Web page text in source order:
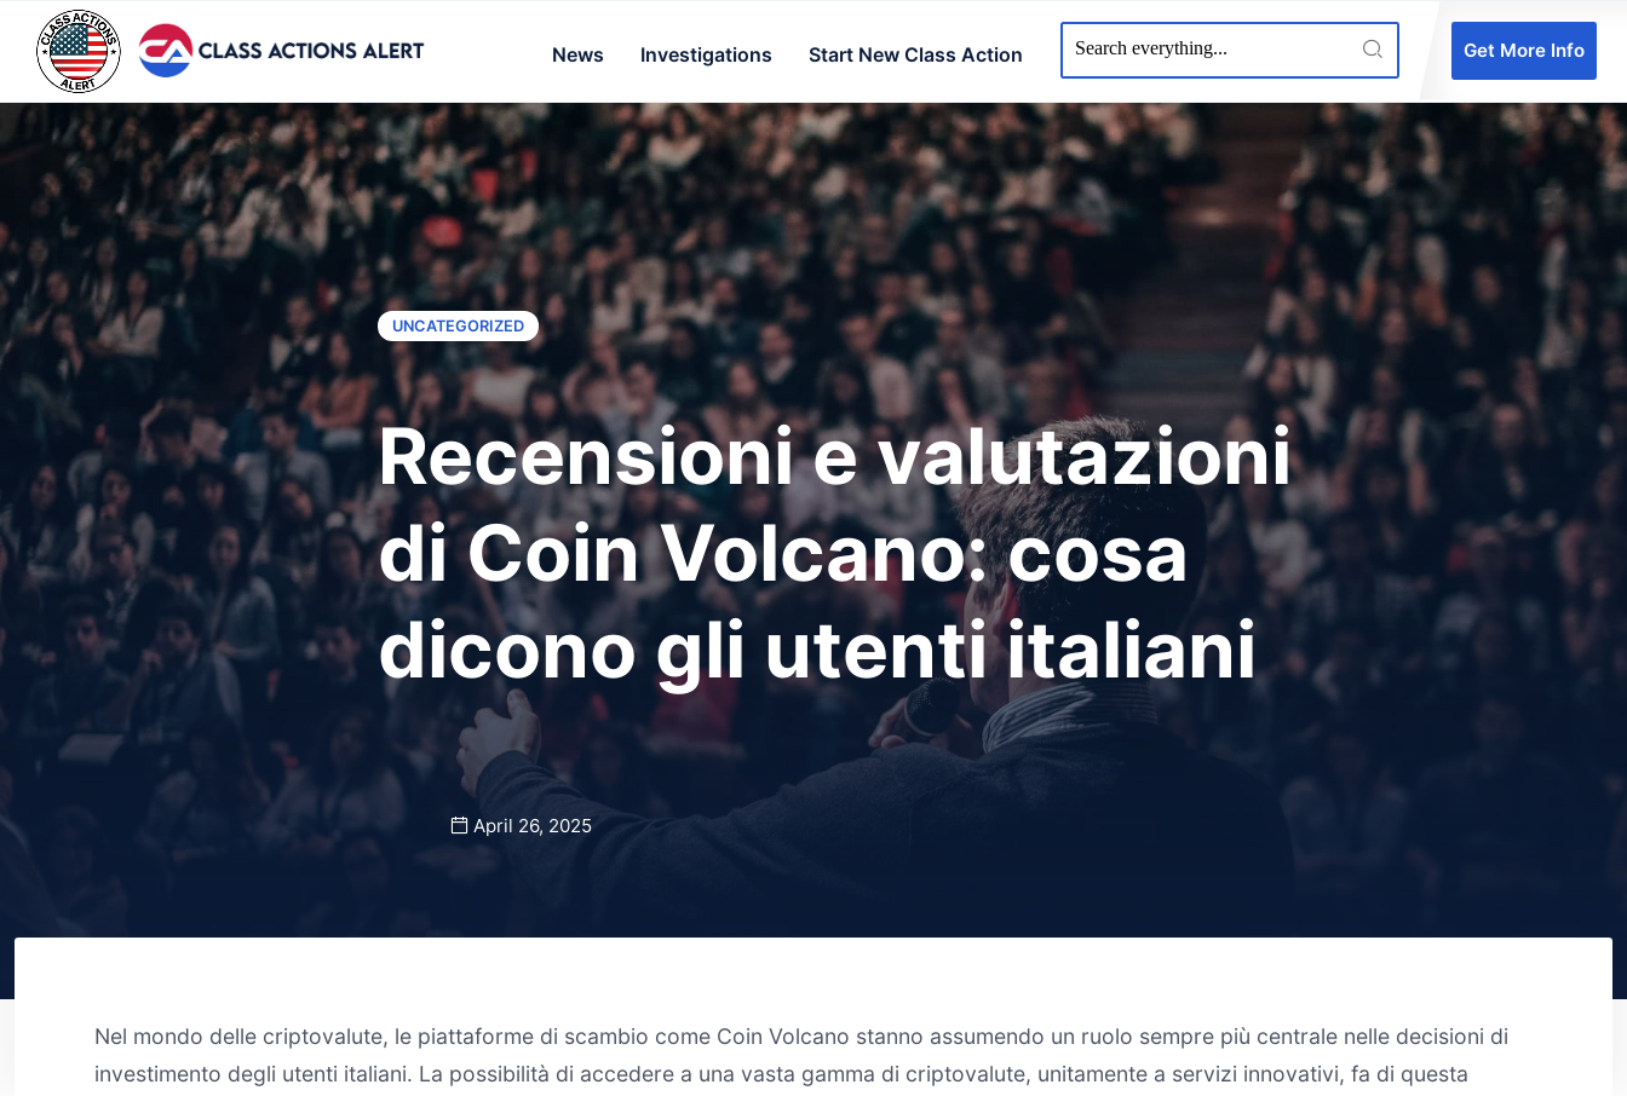
News Investigations Start New Class Action Get More Info
UNCATEGORIZED
Recensioni e valutazioni
di Coin Volcano: cosa
dicono gli utenti italiani
April 26, 2025
Nel mondo delle criptovalute, le piattaforme di scambio come Coin Volcano stanno assumendo un ruolo sempre più centrale nelle decisioni di
investimento degli utenti italiani. La possibilità di accedere a una vasta gamma di criptovalute, unitamente a servizi innovativi, fa di questa